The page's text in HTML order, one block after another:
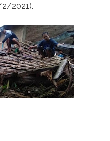
2021).